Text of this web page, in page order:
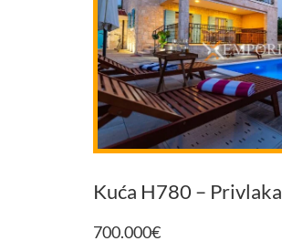
Kuća H780 – Privlaka
700.000€